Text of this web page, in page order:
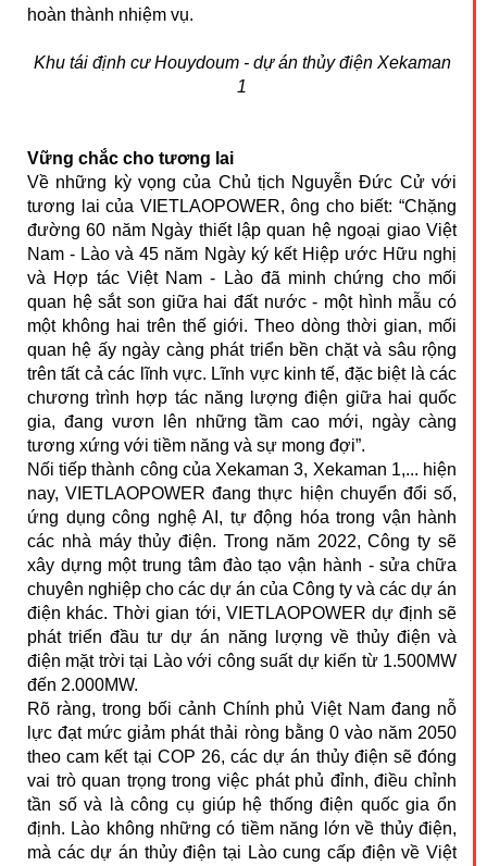
hoàn thành nhiệm vụ.
Khu tái định cư Houydoum - dự án thủy điện Xekaman
1
Vững chắc cho tương lai
Về những kỳ vọng của Chủ tịch Nguyễn Đức Cử với
tương lai của VIETLAOPOWER, ông cho biết: “Chặng
đường 60 năm Ngày thiết lập quan hệ ngoại giao Việt
Nam - Lào và 45 năm Ngày ký kết Hiệp ước Hữu nghị
và Hợp tác Việt Nam - Lào đã minh chứng cho mối
quan hệ sắt son giữa hai đất nước - một hình mẫu có
một không hai trên thế giới. Theo dòng thời gian, mối
quan hệ ấy ngày càng phát triển bền chặt và sâu rộng
trên tất cả các lĩnh vực. Lĩnh vực kinh tế, đặc biệt là các
chương trình hợp tác năng lượng điện giữa hai quốc
gia, đang vươn lên những tầm cao mới, ngày càng
tương xứng với tiềm năng và sự mong đợi”.
Nối tiếp thành công của Xekaman 3, Xekaman 1,... hiện
nay, VIETLAOPOWER đang thực hiện chuyển đổi số,
ứng dụng công nghệ AI, tự động hóa trong vận hành
các nhà máy thủy điện. Trong năm 2022, Công ty sẽ
xây dựng một trung tâm đào tạo vận hành - sửa chữa
chuyên nghiệp cho các dự án của Công ty và các dự án
điện khác. Thời gian tới, VIETLAOPOWER dự định sẽ
phát triển đầu tư dự án năng lượng về thủy điện và
điện mặt trời tại Lào với công suất dự kiến từ 1.500MW
đến 2.000MW.
Rõ ràng, trong bối cảnh Chính phủ Việt Nam đang nỗ
lực đạt mức giảm phát thải ròng bằng 0 vào năm 2050
theo cam kết tại COP 26, các dự án thủy điện sẽ đóng
vai trò quan trọng trong việc phát phủ đỉnh, điều chỉnh
tần số và là công cụ giúp hệ thống điện quốc gia ổn
định. Lào không những có tiềm năng lớn về thủy điện,
mà các dự án thủy điện tại Lào cung cấp điện về Việt